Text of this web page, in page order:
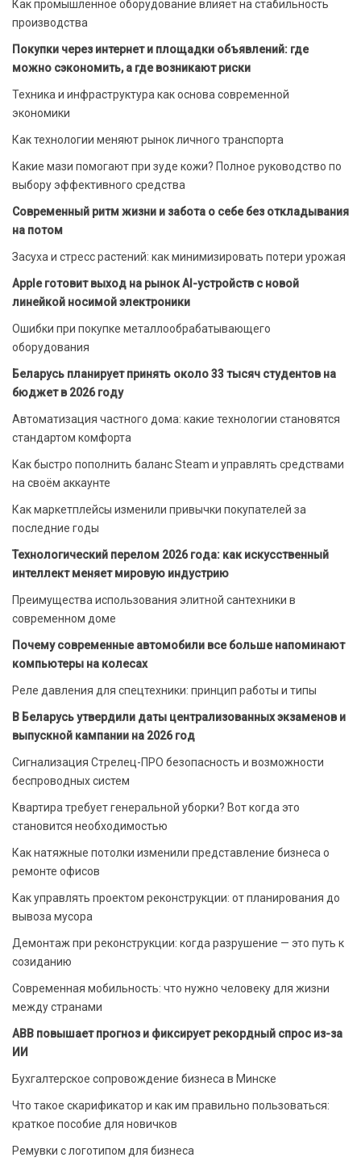
Как промышленное оборудование влияет на стабильность
производства
Покупки через интернет и площадки объявлений: где
можно сэкономить, а где возникают риски
Техника и инфраструктура как основа современной
экономики
Как технологии меняют рынок личного транспорта
Какие мази помогают при зуде кожи? Полное руководство по
выбору эффективного средства
Современный ритм жизни и забота о себе без откладывания
на потом
Засуха и стресс растений: как минимизировать потери урожая
Apple готовит выход на рынок AI-устройств с новой
линейкой носимой электроники
Ошибки при покупке металлообрабатывающего
оборудования
Беларусь планирует принять около 33 тысяч студентов на
бюджет в 2026 году
Автоматизация частного дома: какие технологии становятся
стандартом комфорта
Как быстро пополнить баланс Steam и управлять средствами
на своём аккаунте
Как маркетплейсы изменили привычки покупателей за
последние годы
Технологический перелом 2026 года: как искусственный
интеллект меняет мировую индустрию
Преимущества использования элитной сантехники в
современном доме
Почему современные автомобили все больше напоминают
компьютеры на колесах
Реле давления для спецтехники: принцип работы и типы
В Беларусь утвердили даты централизованных экзаменов и
выпускной кампании на 2026 год
Сигнализация Стрелец-ПРО безопасность и возможности
беспроводных систем
Квартира требует генеральной уборки? Вот когда это
становится необходимостью
Как натяжные потолки изменили представление бизнеса о
ремонте офисов
Как управлять проектом реконструкции: от планирования до
вывоза мусора
Демонтаж при реконструкции: когда разрушение — это путь к
созиданию
Современная мобильность: что нужно человеку для жизни
между странами
ABB повышает прогноз и фиксирует рекордный спрос из-за
ИИ
Бухгалтерское сопровождение бизнеса в Минске
Что такое скарификатор и как им правильно пользоваться:
краткое пособие для новичков
Ремувки с логотипом для бизнеса